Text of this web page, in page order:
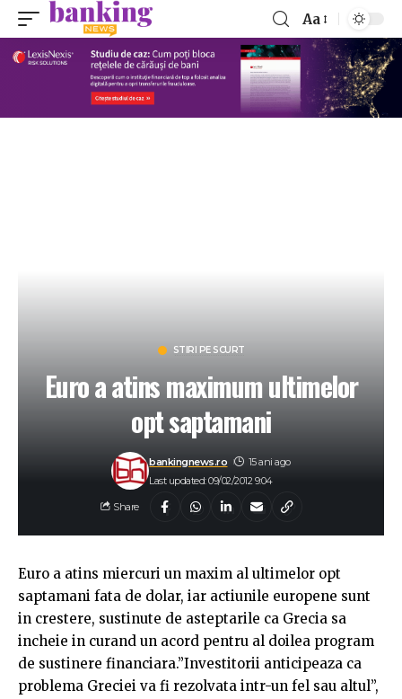
Aa
STIRI PE SCURT
Euro a atins maximum ultimelor
opt saptamani
Last updated: 09/02/2012 9:04
bankingnews.ro 15 ani ago
Share
Euro a atins miercuri un maxim al ultimelor opt
saptamani fata de dolar, iar actiunile europene sunt
in crestere, sustinute de asteptarile ca Grecia sa
incheie in curand un acord pentru al doilea program
de sustinere financiara.”Investitorii anticipeaza ca
problema Greciei va fi rezolvata intr-un fel sau altul”,